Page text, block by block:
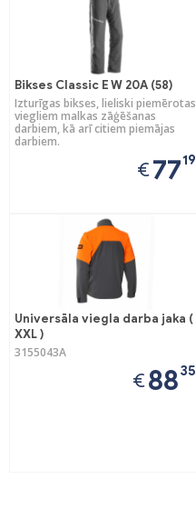
Bikses Classic E W 20A (58)
Izturīgas bikses, lieliski piemērotas
viegliem malkas zāģēšanas
darbiem, kā arī citiem piemājas
darbiem.
€7719
Universāla viegla darba jaka (
XXL )
3155043A
€8835